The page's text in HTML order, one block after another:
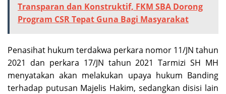
Transparan dan Konstruktif, FKM SBA Dorong
Program CSR Tepat Guna Bagi Masyarakat
Penasihat hukum terdakwa perkara nomor 11/JN tahun
2021 dan perkara 17/JN tahun 2021 Tarmizi SH MH
menyatakan akan melakukan upaya hukum Banding
terhadap putusan Majelis Hakim, sedangkan disisi lain